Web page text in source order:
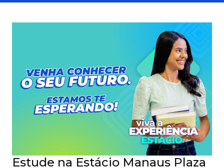
Estude na Estácio Manaus Plaza